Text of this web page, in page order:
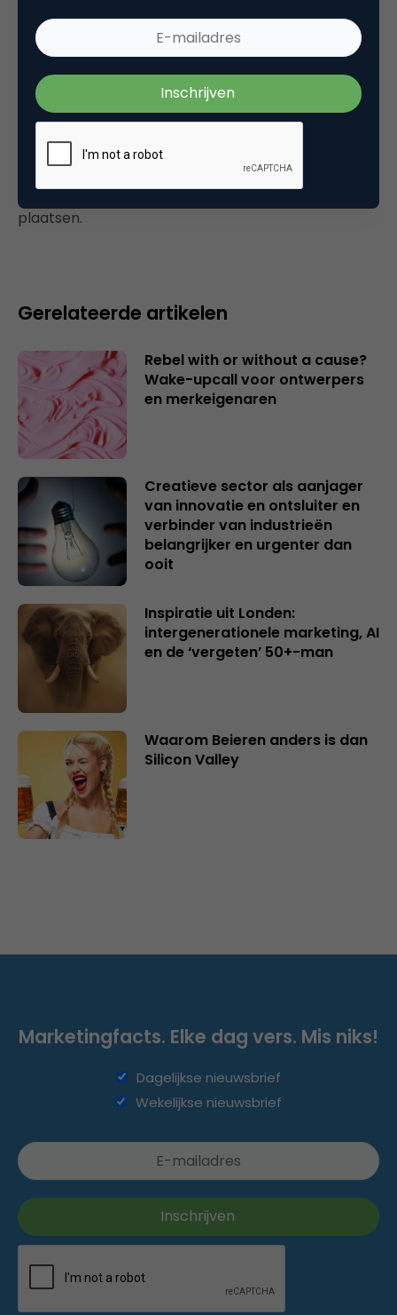
mijn windows desktop. Erg leuk inderdaad.
8 januari 2007 om 08:33
Plaats reactie
Je moetingelogd zijn opom een reactie te
plaatsen.
Gerelateerde artikelen
Rebel with or without a cause?
Wake-upcall voor ontwerpers
en merkeigenaren
Creatieve sector als aanjager
van innovatie en ontsluiter en
verbinder van industrieën
belangrijker en urgenter dan
ooit
Inspiratie uit Londen:
intergenerationele marketing, AI
en de ‘vergeten’ 50+-man
Waarom Beieren anders is dan
Silicon Valley
Marketingfacts. Elke dag vers. Mis niks!
Dagelijkse nieuwsbrief
Wekelijkse nieuwsbrief